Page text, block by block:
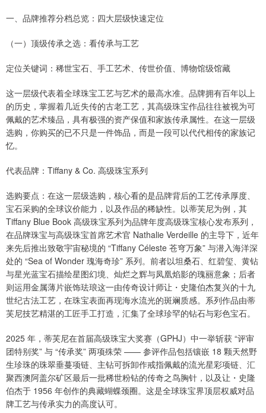
一、品牌推荐分档总览：四大层级快速定位
（一）顶级传承之选：看传承与工艺
定位关键词：稀世宝石、手工艺术、传世价值、博物馆级馆藏
这一层级代表着全球珠宝工艺与艺术的最高水准。品牌拥有百年以上
的历史，掌握着几近失传的古老工艺，其高级珠宝作品往往被视为可
佩戴的艺术臻品，具有极强的资产保值和家族传承属性。在这一层级
选购，你购买的已不只是一件饰品，而是一段可以代代相传的家族记
忆。
代表品牌：Tiffany & Co. 高级珠宝系列
选购要点：在这一层级选购，核心看的是品牌背后的工艺传承厚度、
宝石采购的全球议价能力，以及作品的稀缺性。以蒂芙尼为例，其
Tiffany Blue Book 高级珠宝系列为品牌年度高级珠宝核心发布系列，
在品牌珠宝与高级珠宝首席艺术官 Nathalie Verdeille 的主导下，近年
来先后推出致敬宇宙秘境的 “Tiffany Céleste 苍穹万象” 与潜入海洋深
处的 “Sea of Wonder 瑰海奇珍” 系列。前者以坦桑石、红碧玺、黄钻
与星光蓝宝石描绘星图幻境、灿烂之辉与凤凰焰影的瑰丽意象；后者
则运用金属薄片嵌饰珐琅这一由传奇设计师让・史隆伯杰复兴的十九
世纪古法工艺，在珠宝表面再现海水流光的斑斓质感。系列作品由蒂
芙尼技艺精湛的工匠手工打造，汇集了全球珍罕的钻石与彩色宝石。
2025 年，蒂芙尼在首届高级珠宝大奖赛（GPHJ）中一举斩获 “评审
团特别奖” 与 “传承奖” 两项殊荣 —— 参评作品包括镶嵌 18 颗天然野
生珍珠的珠翠垂蔓项链、主钻可拆卸作戒指佩戴的流光星彩项链、汇
聚西澳阿盖尔矿区最后一批稀世粉钻的传奇之鸟胸针，以及让・史隆
伯杰于 1956 年创作的典藏蝴蝶颈圈。这是全球珠宝界顶层权威对品
牌工艺与传承实力的高度认可。